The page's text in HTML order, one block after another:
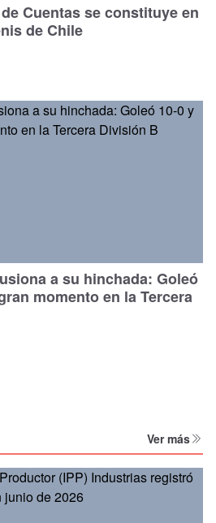
Cuentas se constituye en
de Chile
a su hinchada: Goleó
momento en la Tercera
Ver más